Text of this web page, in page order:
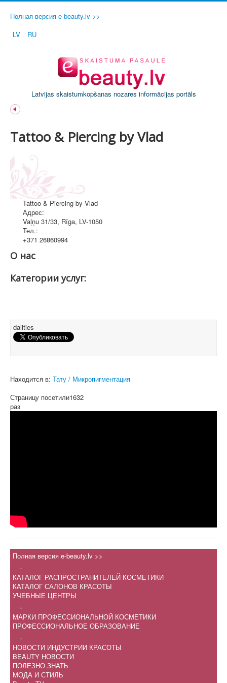
Полная версия e-beauty.lv >>
LV
RU
Latvijas skaistumkopšanas nozares informācijas portāls
Tattoo & Piercing by Vlad
Tattoo & Piercing by Vlad
Адрес:
Vaļņu 31/33, Rīga, LV-1050
Тел.:
+371 26860994
О нас
Категории услуг:
dalities
Находится в: Тату / Микропигментация
Страницу посетили1632
раз
Полная версия e-beauty.lv >>
.
КАТАЛОГ РАСПРОСТРАНИТЕЛЕЙ КОСМЕТИКИ
КАТАЛОГ САЛОНОВ КРАСОТЫ
УЧЕБНЫЕ ЦЕНТРЫ
.
МАРКИ ПРОФЕССИОНАЛЬНОЙ КОСМЕТИКИ
ПРОФЕССИОНАЛЬНОЕ ОБРАЗОВАНИЕ
.
НОВОСТИ ИНДУСТРИИ КРАСОТЫ
BEAUTY НОВОСТИ
ПОЛЕЗНО ЗНАТЬ
МОДА И СТИЛЬ